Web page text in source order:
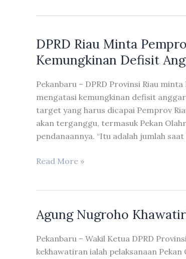
DPRD Riau Minta
Kemungkinan Defisit
Pekanbaru – DPRD Provinsi Riau
mengatasi kemungkinan defisit
target yang harus dicapai Pemprov
akan terganggu, termasuk Pekan
pendanaannya. “Itu adalah jumlah
DPRD
Riau
Upaya
Mengatasi
Read More »
Agung Nugroho
Pekanbaru – Wakil Ketua DPRD
kekhawatiran ialah pelaksanaan